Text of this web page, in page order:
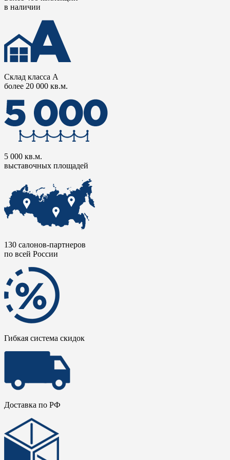
в наличии
Склад класса А
более 20 000 кв.м.
5 000 кв.м.
выставочных площадей
130 салонов-партнеров
по всей России
Гибкая система скидок
Доставка по РФ